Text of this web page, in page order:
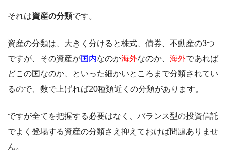
それは資産の分類です。
資産の分類は、大きく分けると株式、債券、不動産の3つ
ですが、その資産が国内なのか海外なのか、 海外であれば
どこの国なのか、といった細かいところまで分類されてい
るので、数で上げれば20種類近くの分類があります。
ですが全てを把握する必要はなく、バランス型の投資信託
でよく登場する資産の分類さえ抑えておけば問題ありませ
ん。